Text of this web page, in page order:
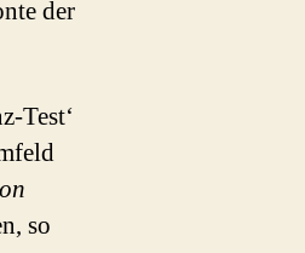
der
Test‘
so